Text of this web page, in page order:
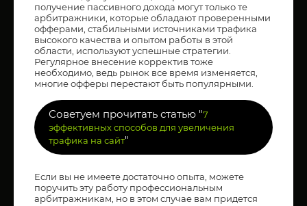
получение пассивного дохода могут только те
арбитражники, которые обладают проверенными
офферами, стабильными источниками трафика
высокого качества и опытом работы в этой
области, используют успешные стратегии.
Регулярное внесение корректив тоже
необходимо, ведь рынок все время изменяется,
многие офферы перестают быть популярными.
Советуем прочитать статью "7
эффективных способов для увеличения
трафика на сайт"
Если вы не имеете достаточно опыта, можете
поручить эту работу профессиональным
арбитражникам, но в этом случае вам придется